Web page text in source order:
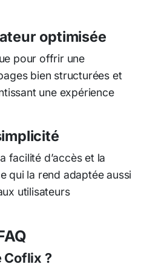
optimisée
pour offrir une
bien structurées et
une expérience
facilité d’accès et la
qui la rend adaptée aussi
utilisateurs
Coflix ?